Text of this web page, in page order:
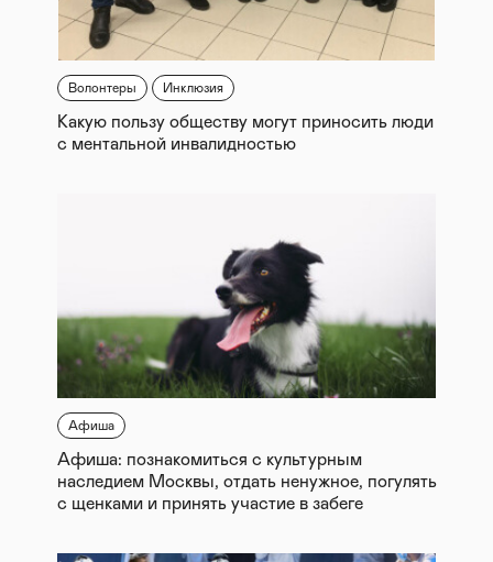
Волонтеры Инклюзия
Какую пользу обществу могут приносить люди
с ментальной инвалидностью
Афиша
Афиша: познакомиться с культурным
наследием Москвы, отдать ненужное, погулять
с щенками и принять участие в забеге